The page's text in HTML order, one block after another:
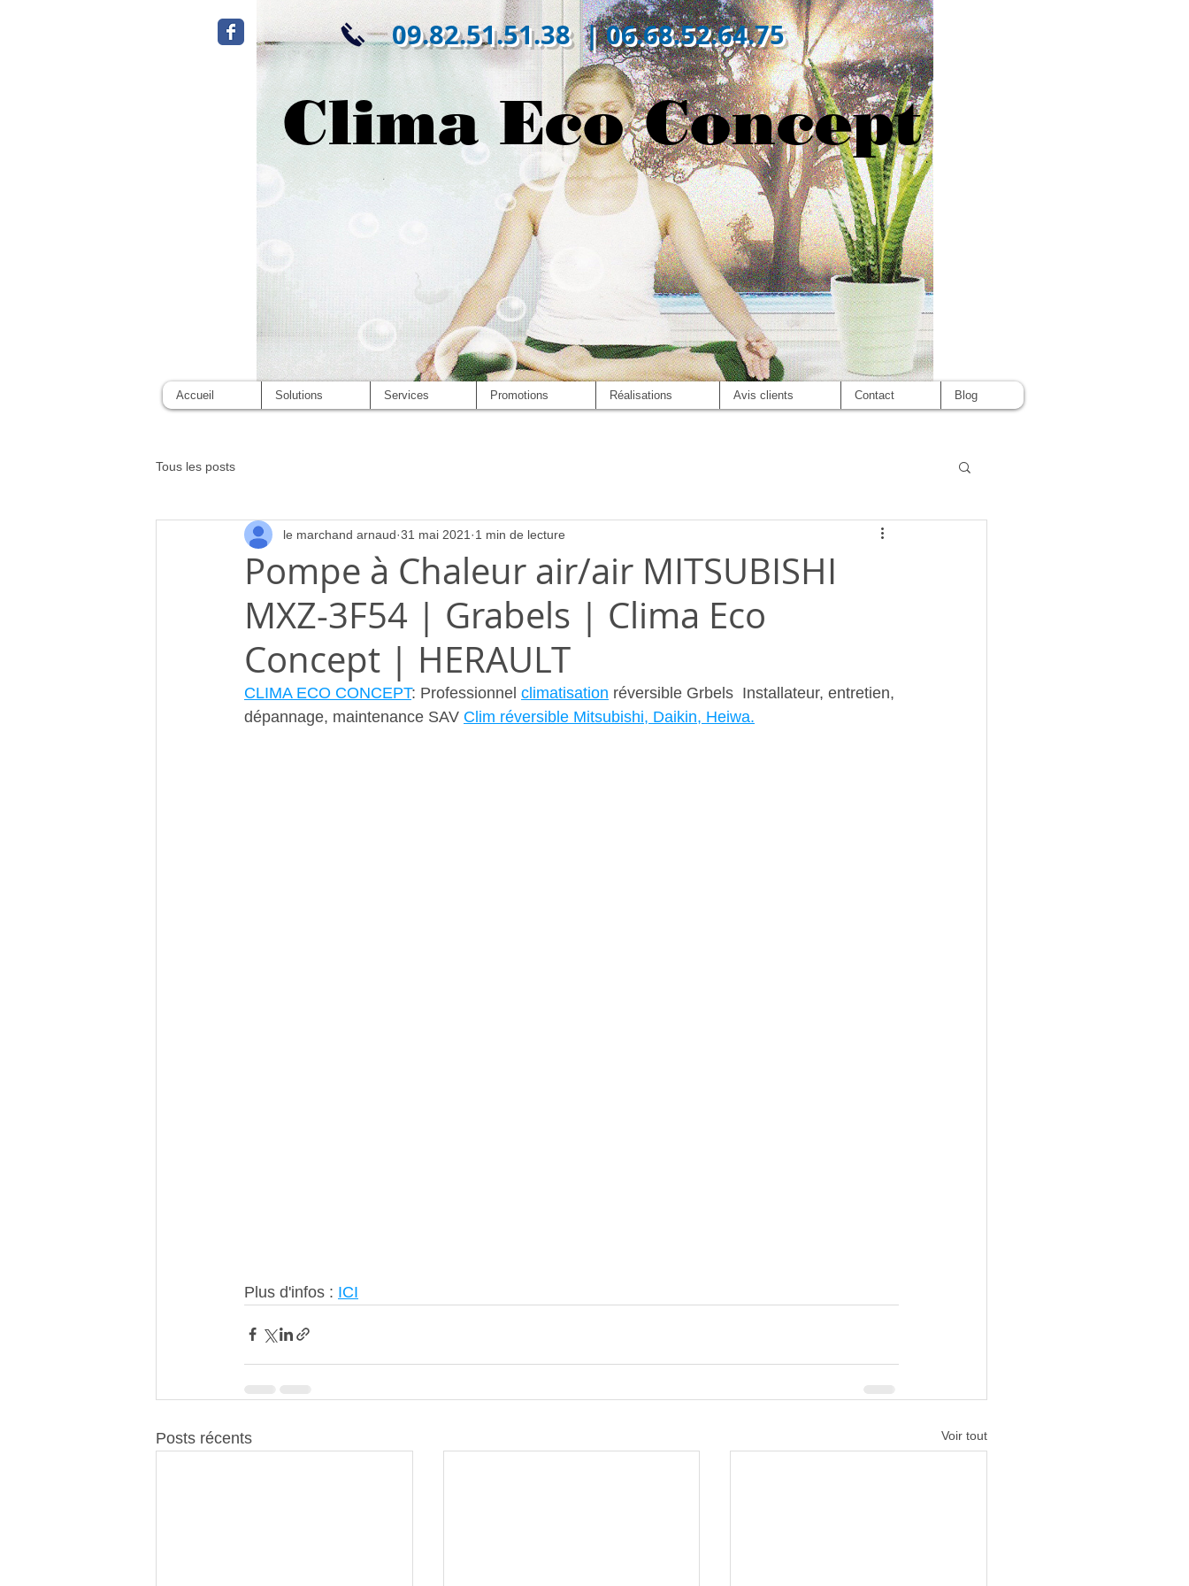
09.82.51.51.38 | 06.68.52.64.75
Clima Eco Concept
Accueil Solutions Services Promotions Réalisations Avis clients Contact Blog
Tous les posts
Pompe à Chaleur air/air MITSUBISHI
MXZ-3F54 | Grabels | Clima Eco
Concept | HERAULT
le marchand arnaud 31 mai 2021 1 min de lecture
CLIMA ECO CONCEPT: Professionnel climatisation réversible Grbels  Installateur, entretien,
dépannage, maintenance SAV Clim réversible Mitsubishi, Daikin, Heiwa.
Plus d'infos : ICI
Posts récents Voir tout